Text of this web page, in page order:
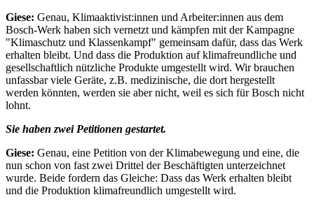
Giese: Genau, Klimaaktivist:innen und Arbeiter:innen aus dem
Bosch-Werk haben sich vernetzt und kämpfen mit der Kampagne
"Klimaschutz und Klassenkampf" gemeinsam dafür, dass das Werk
erhalten bleibt. Und dass die Produktion auf klimafreundliche und
gesellschaftlich nützliche Produkte umgestellt wird. Wir brauchen
unfassbar viele Geräte, z.B. medizinische, die dort hergestellt
werden könnten, werden sie aber nicht, weil es sich für Bosch nicht
lohnt.
Sie haben zwei Petitionen gestartet.
Giese: Genau, eine Petition von der Klimabewegung und eine, die
nun schon von fast zwei Drittel der Beschäftigten unterzeichnet
wurde. Beide fordern das Gleiche: Dass das Werk erhalten bleibt
und die Produktion klimafreundlich umgestellt wird.